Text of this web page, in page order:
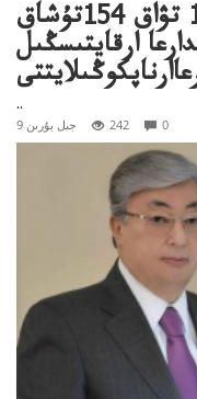
ق.تتوقاەۆتۋ-154 تۋاق 154تۇشاق
ارقايتىسڭىل
..
9 جىل بۇرىن 242 0